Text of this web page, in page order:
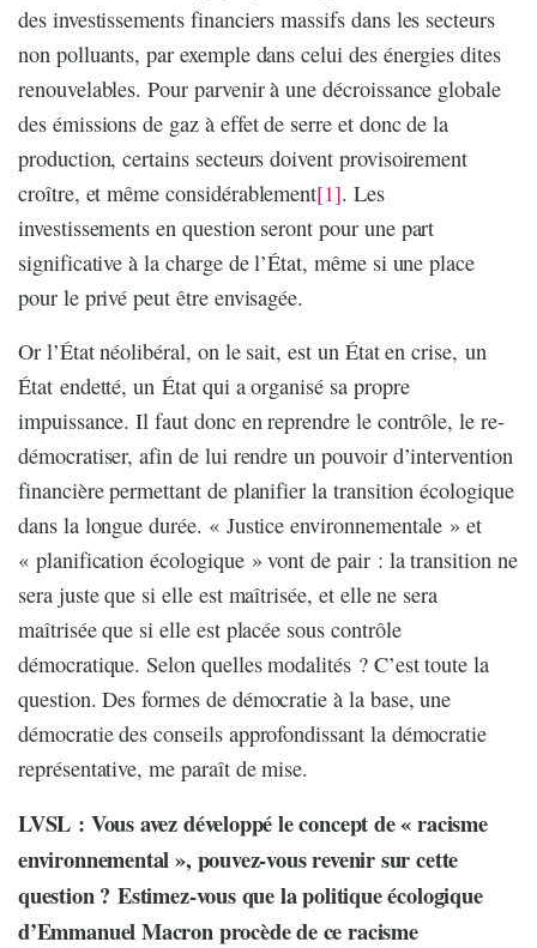
des investissements financiers massifs dans les secteurs
non polluants, par exemple dans celui des énergies dites
renouvelables. Pour parvenir à une décroissance globale
des émissions de gaz à effet de serre et donc de la
production, certains secteurs doivent provisoirement
croître, et même considérablement[1]. Les
investissements en question seront pour une part
significative à la charge de l’État, même si une place
pour le privé peut être envisagée.
Or l’État néolibéral, on le sait, est un État en crise, un
État endetté, un État qui a organisé sa propre
impuissance. Il faut donc en reprendre le contrôle, le re-
démocratiser, afin de lui rendre un pouvoir d’intervention
financière permettant de planifier la transition écologique
dans la longue durée. « Justice environnementale » et
« planification écologique » vont de pair : la transition ne
sera juste que si elle est maîtrisée, et elle ne sera
maîtrisée que si elle est placée sous contrôle
démocratique. Selon quelles modalités ? C’est toute la
question. Des formes de démocratie à la base, une
démocratie des conseils approfondissant la démocratie
représentative, me paraît de mise.
LVSL : Vous avez développé le concept de « racisme
environnemental », pouvez-vous revenir sur cette
question ? Estimez-vous que la politique écologique
d’Emmanuel Macron procède de ce racisme